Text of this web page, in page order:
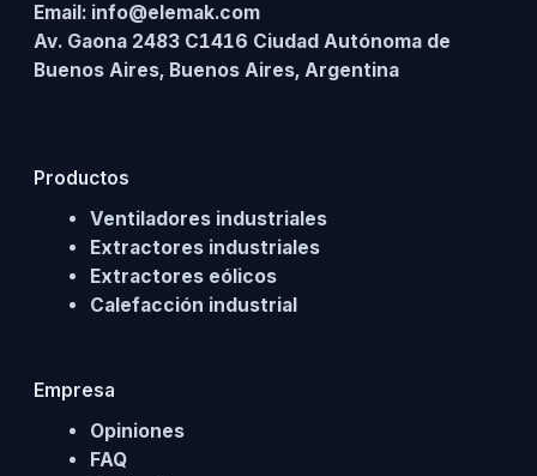
Email: info@elemak.com
Av. Gaona 2483 C1416 Ciudad Autónoma de
Buenos Aires, Buenos Aires, Argentina
Productos
Ventiladores industriales
Extractores industriales
Extractores eólicos
Calefacción industrial
Empresa
Opiniones
FAQ